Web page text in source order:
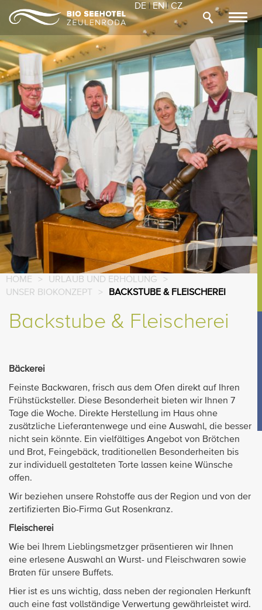
DE|EN|CZ
HOME > URLAUB UND ERHOLUNG
>
UNSER BIOKONZEPT
> BACKSTUBE & FLEISCHEREI
Backstube & Fleischerei
Bäckerei
Feinste Backwaren, frisch aus dem Ofen direkt auf Ihren
Frühstücksteller. Diese Besonderheit bieten wir Ihnen 7
Tage die Woche. Direkte Herstellung im Haus ohne
zusätzliche Lieferantenwege und eine Auswahl, die besser
nicht sein könnte. Ein vielfältiges Angebot von Brötchen
und Brot, Feingebäck, traditionellen Besonderheiten bis
zur individuell gestalteten Torte lassen keine Wünsche
offen.
Wir beziehen unsere Rohstoffe aus der Region und von der
zertifizierten Bio-Firma Gut Rosenkranz.
Fleischerei
Wie bei Ihrem Lieblingsmetzger präsentieren wir Ihnen
eine erlesene Auswahl an Wurst- und Fleischwaren sowie
Braten für unsere Buffets.
Hier ist es uns wichtig, dass neben der regionalen Herkunft
auch eine fast vollständige Verwertung gewährleistet wird.